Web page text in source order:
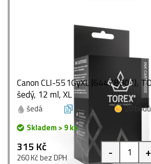
Canon CLI-551GyXL (6447B001),
šedý, 12 ml, XL
šedá 12 ml
20 bodů
Skladem > 9 ks
315 Kč
260 Kč bez DPH - +